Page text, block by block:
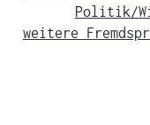
Politik/
weitere